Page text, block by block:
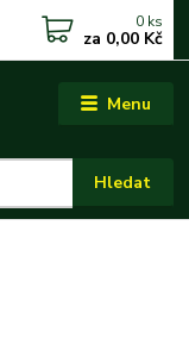
Menu
Hledat
0 ks
za 0,00 Kč